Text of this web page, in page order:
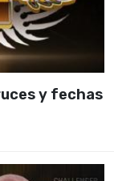
y fechas